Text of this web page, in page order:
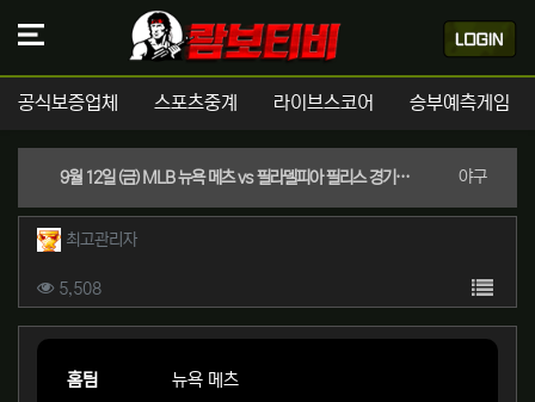
공식보증업체 스포츠중계 라이브스코어 승부예측게임
9월 12일 (금) MLB 뉴욕 메츠 vs 필라델피아 필리스 경기분석 | 실시간 스포츠중계 야구분류
작성자 정보
최고관리자작성
컨텐츠 정보
5,508조회 목록
본문
홈팀
뉴욕 메츠